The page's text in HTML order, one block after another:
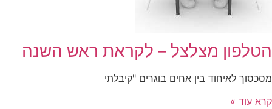
הטלפון מצלצל – לקראת ראש השנה
מסכסוך לאיחוד בין אחים בוגרים "קיבלתי
קרא עוד »